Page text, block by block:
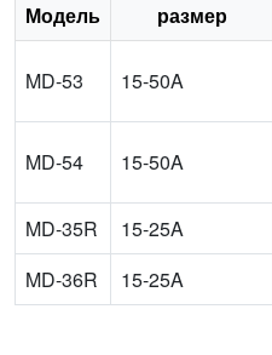
Модель
размер
MD-53 15-50A
MD-54 15-50A
MD-35R
15-25A
MD-36R
15-25A